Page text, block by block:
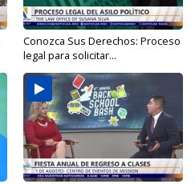
Conozca Sus Derechos: Proceso
legal para solicitar...